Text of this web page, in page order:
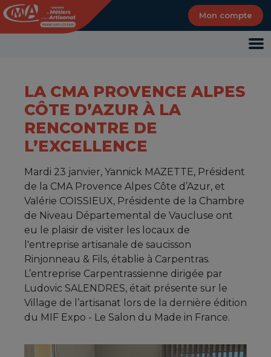
Mon compte
LA CMA PROVENCE ALPES
CÔTE D’AZUR À LA
RENCONTRE DE
L’EXCELLENCE
Mardi 23 janvier, Yannick MAZETTE, Président
de la CMA Provence Alpes Côte d’Azur, et
Valérie COISSIEUX, Présidente de la Chambre
de Niveau Départemental de Vaucluse ont
eu le plaisir de visiter les locaux de
l'entreprise artisanale de saucisson
Rinjonneau & Fils, établie à Carpentras.
L’entreprise Carpentrassienne dirigée par
Ludovic SALENDRES, était présente sur le
Village de l’artisanat lors de la dernière édition
du MIF Expo - Le Salon du Made in France.
Panneau de gestion des cookies